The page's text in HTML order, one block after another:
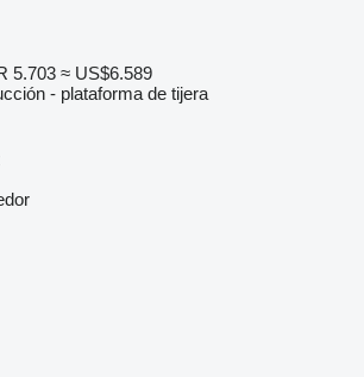
5.703 ≈ US$6.589
- plataforma de tijera